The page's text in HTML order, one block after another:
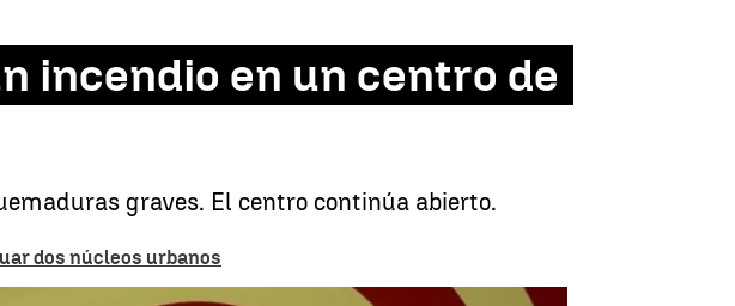
incendio en un centro de
graves. El centro continúa abierto.
dos núcleos urbanos